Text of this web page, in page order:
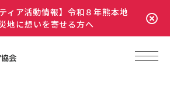
ィア活動情報】令和８年熊本地
地に想いを寄せる方へ